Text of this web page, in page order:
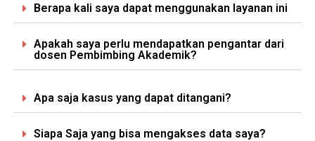
Berapa kali saya dapat menggunakan layanan ini
Apakah saya perlu mendapatkan pengantar dari
dosen Pembimbing Akademik?
Apa saja kasus yang dapat ditangani?
Siapa Saja yang bisa mengakses data saya?